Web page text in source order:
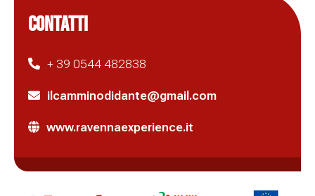
CONTATTI
+ 39 0544 482838
ilcamminodidante@gmail.com
www.ravennaexperience.it